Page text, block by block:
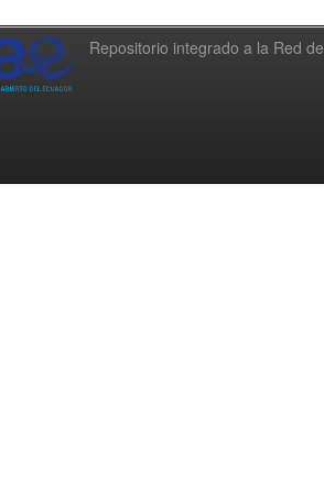
Repositorio integrado a la Red